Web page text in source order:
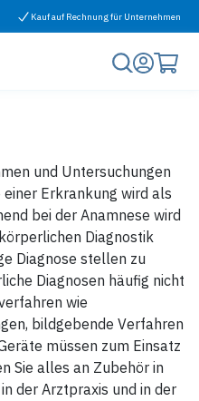
Kauf auf Rechnung für Unternehmen
und Untersuchungen
Erkrankung wird als
bei der Anamnese wird
Diagnostik
Diagnose stellen zu
Diagnosen häufig nicht
wie
bildgebende Verfahren
müssen zum Einsatz
Sie alles an Zubehör in
der Arztpraxis und in der